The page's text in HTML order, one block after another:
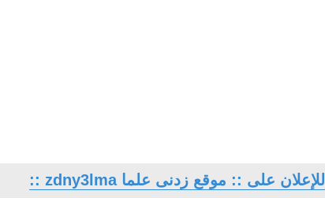
للإعلان على :: موقع زدنى علما zdny3lma ::